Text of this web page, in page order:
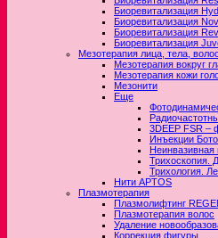
Биоревитализация
Биоревитализация
Биоревитализация
Биоревитализация
Мезотерапия лица, тела, волос
Мезотерапия вокруг
Мезотерапия кожи
Мезонити
Еще
3DEEP FSR –
Инъекции
Неинвазивная
Трихоскопия.
Трихология.
Нити APTOS
Плазмотерапия
Плазмолифтинг
Плазмотерапия волос
Удаление
Коррекция фигуры